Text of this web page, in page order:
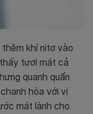
thêm khí nitơ vào
tươi mát cả
quanh quẩn
hòa với vị
mát lành cho